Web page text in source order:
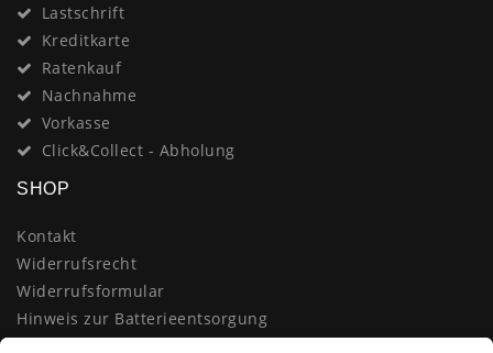
Lastschrift
Kreditkarte
Ratenkauf
Nachnahme
Vorkasse
Click&Collect - Abholung
SHOP
Kontakt
Widerrufsrecht
Widerrufsformular
Hinweis zur Batterieentsorgung